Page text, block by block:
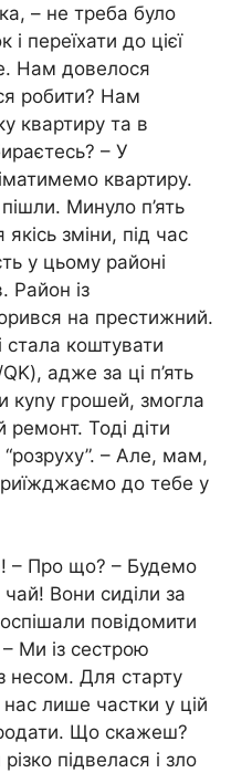
– не треба було
переїхати до цієї
Нам довелося
робити? Нам
квартиру та в
– У
квартиру.
Минуло п’ять
якісь зміни, під час
у цьому районі
Район із
на престижний.
стала коштувати
адже за ці п’ять
куnу грошей, змогла
Тоді діти
– Але, мам,
до тебе у
– Про що? – Будемо
Вони сиділи за
повідомити
Ми із сестрою
несом. Для старту
нас лише частки у цій
Що скажеш?
підвелася і зло